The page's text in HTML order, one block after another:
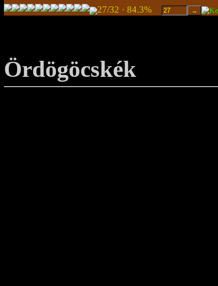
27/32 · 84.3%
Ördögöcskék